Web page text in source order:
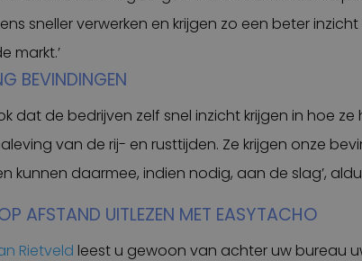
sneller verwerken en krijgen zo een beter inzicht
markt.’
BEVINDINGEN
dat de bedrijven zelf snel inzicht krijgen in hoe
van de rij- en rusttijden. Ze krijgen onze
kunnen daarmee, indien nodig, aan de slag’,
AFSTAND UITLEZEN MET EASYTACHO
Rietveld leest u gewoon van achter uw bureau